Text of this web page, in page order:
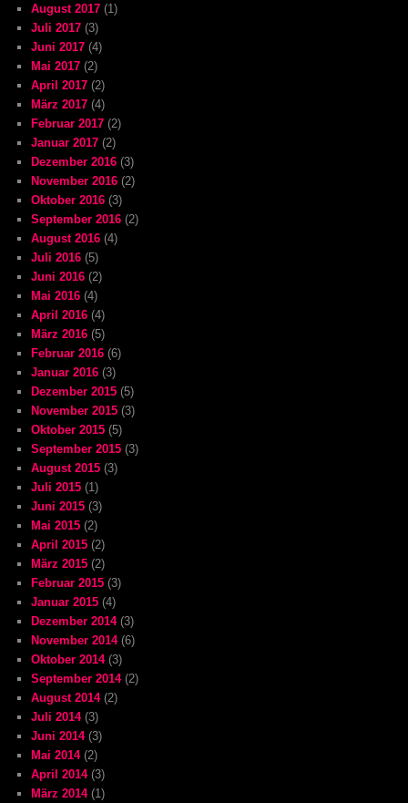
August 2017 (1)
Juli 2017 (3)
Juni 2017 (4)
Mai 2017 (2)
April 2017 (2)
März 2017 (4)
Februar 2017 (2)
Januar 2017 (2)
Dezember 2016 (3)
November 2016 (2)
Oktober 2016 (3)
September 2016 (2)
August 2016 (4)
Juli 2016 (5)
Juni 2016 (2)
Mai 2016 (4)
April 2016 (4)
März 2016 (5)
Februar 2016 (6)
Januar 2016 (3)
Dezember 2015 (5)
November 2015 (3)
Oktober 2015 (5)
September 2015 (3)
August 2015 (3)
Juli 2015 (1)
Juni 2015 (3)
Mai 2015 (2)
April 2015 (2)
März 2015 (2)
Februar 2015 (3)
Januar 2015 (4)
Dezember 2014(3)
November 2014(6)
Oktober 2014(3)
September 2014(2)
August 2014(2)
Juli 2014(3)
Juni 2014(3)
Mai 2014(2)
April 2014(3)
März 2014(1)